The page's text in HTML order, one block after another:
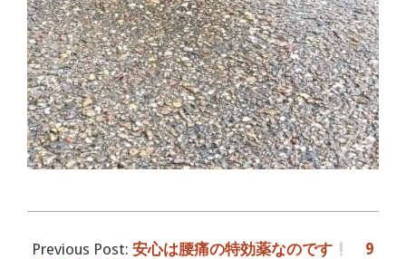
09-
Previous Post: 安心は腰痛の特効薬なのです
9